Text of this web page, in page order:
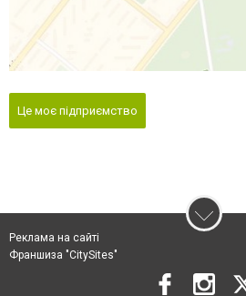
Це моє підприємство
Реклама на сайті
Франшиза "CitySites"